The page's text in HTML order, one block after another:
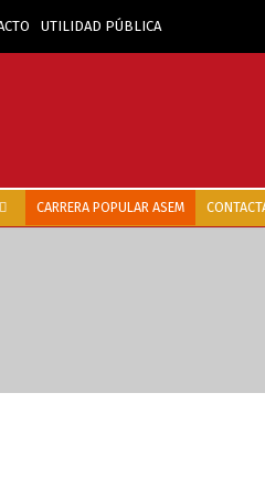
UTILIDAD PÚBLICA
CARRERA POPULAR ASEM